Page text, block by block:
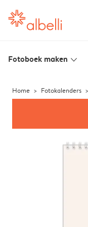
Fotoboek maken slim_arrow_down
Home Fotokalenders